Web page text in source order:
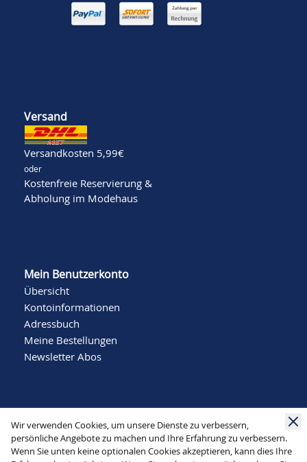
Wir verwenden Cookies, um unsere Dienste zu verbessern,
persönliche Angebote zu machen und Ihre Erfahrung zu verbessern.
Wenn Sie unten keine optionalen Cookies akzeptieren, kann dies Ihre
Versand
Versandkosten 5,99€
oder
Kostenfreie Reservierung &
Abholung im Modehaus
Mein Benutzerkonto
Übersicht
Kontoinformationen
Adressbuch
Meine Bestellungen
Newsletter Abos
Social Media